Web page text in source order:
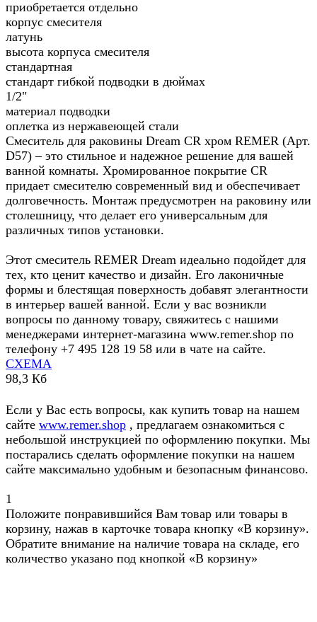
приобретается отдельно
корпус смесителя
латунь
высота корпуса смесителя
стандартная
стандарт гибкой подводки в дюймах
1/2"
материал подводки
оплетка из нержавеющей стали
Смеситель для раковины Dream CR хром REMER (Арт.
D57) – это стильное и надежное решение для вашей
ванной комнаты. Хромированное покрытие CR
придает смесителю современный вид и обеспечивает
долговечность. Монтаж предусмотрен на раковину или
столешницу, что делает его универсальным для
различных типов установки.
Этот смеситель REMER Dream идеально подойдет для
тех, кто ценит качество и дизайн. Его лаконичные
формы и блестящая поверхность добавят элегантности
в интерьер вашей ванной. Если у вас возникли
вопросы по данному товару, свяжитесь с нашими
менеджерами интернет-магазина www.remer.shop по
телефону +7 495 128 19 58 или в чате на сайте.
СХЕМА
98,3 Кб
Если у Вас есть вопросы, как купить товар на нашем
сайте www.remer.shop , предлагаем ознакомиться с
небольшой инструкцией по оформлению покупки. Мы
постарались сделать оформление покупки на нашем
сайте максимально удобным и безопасным финансово.
1
Положите понравившийся Вам товар или товары в
корзину, нажав в карточке товара кнопку «В корзину».
Обратите внимание на наличие товара на складе, его
количество указано под кнопкой «В корзину»